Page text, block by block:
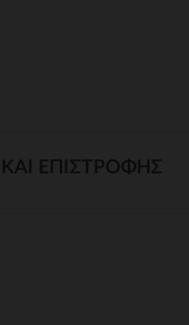
ΕΠΙΣΤΡΟΦΉΣ